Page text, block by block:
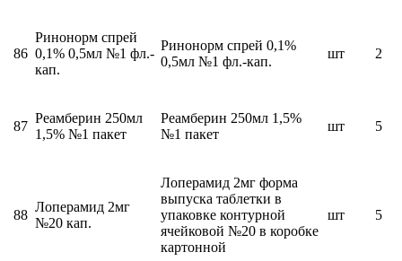
86
Ринонорм спрей
0,1% 0,5мл №1 фл.-
кап.
Ринонорм спрей 0,1%
0,5мл №1 фл.-кап.
шт 2
87
Реамберин 250мл
1,5% №1 пакет
Реамберин 250мл 1,5%
№1 пакет
шт 5
88
Лоперамид 2мг
№20 кап.
Лоперамид 2мг форма
выпуска таблетки в
упаковке контурной
ячейковой №20 в коробке
картонной
шт 5